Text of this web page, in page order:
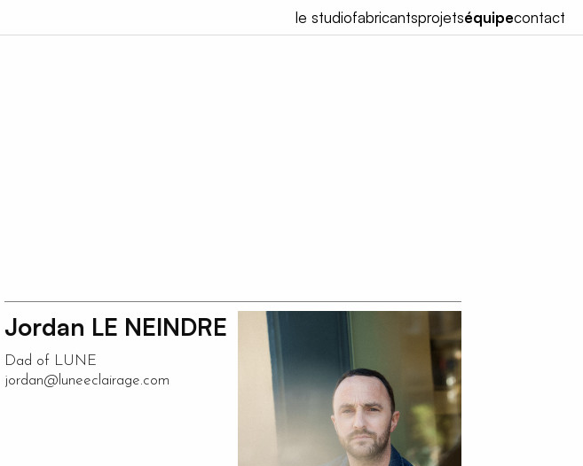
le studiofabricantsprojetséquipecontact
Jordan LE NEINDRE
Dad of LUNE
jordan@luneeclairage.com